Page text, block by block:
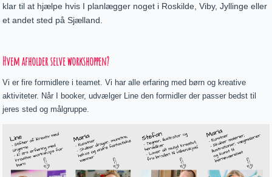
klar til at hjælpe hvis I planlægger noget i Roskilde, Viby, Jyllinge eller
et andet sted på Sjælland.
Hvem afholder selve workshoppen?
Vi er fire formidlere i teamet. Vi har alle erfaring med børn og kreative
aktiviteter. Når I booker, udvælger Line den formidler der passer bedst til
jeres sted og målgruppe.